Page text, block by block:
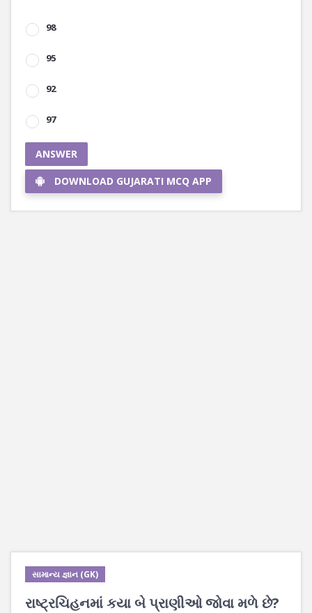
98
95
92
97
ANSWER
DOWNLOAD GUJARATI MCQ APP
સામાન્ય જ્ઞાન (GK)
રાષ્ટ્રચિહનમાં કયા બે પ્રાણીઓ જોવા મળે છે?